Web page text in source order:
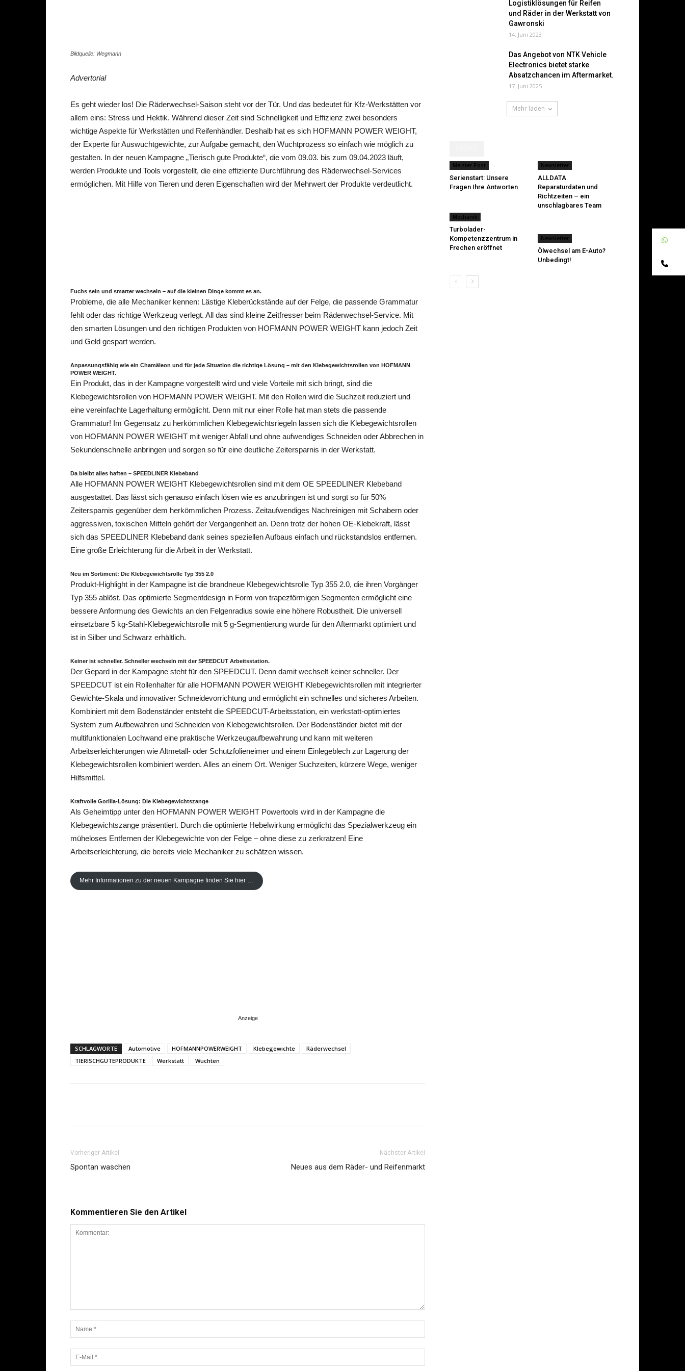
Bildquelle: Wegmann
Advertorial
Es geht wieder los! Die Räderwechsel-Saison steht vor der Tür. Und das bedeutet für Kfz-Werkstätten vor
allem eins: Stress und Hektik. Während dieser Zeit sind Schnelligkeit und Effizienz zwei besonders
wichtige Aspekte für Werkstätten und Reifenhändler. Deshalb hat es sich HOFMANN POWER WEIGHT,
der Experte für Auswuchtgewichte, zur Aufgabe gemacht, den Wuchtprozess so einfach wie möglich zu
gestalten. In der neuen Kampagne „Tierisch gute Produkte“, die vom 09.03. bis zum 09.04.2023 läuft,
werden Produkte und Tools vorgestellt, die eine effiziente Durchführung des Räderwechsel-Services
ermöglichen. Mit Hilfe von Tieren und deren Eigenschaften wird der Mehrwert der Produkte verdeutlicht.
Fuchs sein und smarter wechseln – auf die kleinen Dinge kommt es an.
Probleme, die alle Mechaniker kennen: Lästige Kleberückstände auf der Felge, die passende Grammatur
fehlt oder das richtige Werkzeug verlegt. All das sind kleine Zeitfresser beim Räderwechsel-Service. Mit
den smarten Lösungen und den richtigen Produkten von HOFMANN POWER WEIGHT kann jedoch Zeit
und Geld gespart werden.
Anpassungsfähig wie ein Chamäleon und für jede Situation die richtige Lösung – mit den Klebegewichtsrollen von HOFMANN
POWER WEIGHT.
Ein Produkt, das in der Kampagne vorgestellt wird und viele Vorteile mit sich bringt, sind die
Klebegewichtsrollen von HOFMANN POWER WEIGHT. Mit den Rollen wird die Suchzeit reduziert und
eine vereinfachte Lagerhaltung ermöglicht. Denn mit nur einer Rolle hat man stets die passende
Grammatur! Im Gegensatz zu herkömmlichen Klebegewichtsriegeln lassen sich die Klebegewichtsrollen
von HOFMANN POWER WEIGHT mit weniger Abfall und ohne aufwendiges Schneiden oder Abbrechen in
Sekundenschnelle anbringen und sorgen so für eine deutliche Zeitersparnis in der Werkstatt.
Da bleibt alles haften – SPEEDLINER Klebeband
Alle HOFMANN POWER WEIGHT Klebegewichtsrollen sind mit dem OE SPEEDLINER Klebeband
ausgestattet. Das lässt sich genauso einfach lösen wie es anzubringen ist und sorgt so für 50%
Zeitersparnis gegenüber dem herkömmlichen Prozess. Zeitaufwendiges Nachreinigen mit Schabern oder
aggressiven, toxischen Mitteln gehört der Vergangenheit an. Denn trotz der hohen OE-Klebekraft, lässt
sich das SPEEDLINER Klebeband dank seines speziellen Aufbaus einfach und rückstandslos entfernen.
Eine große Erleichterung für die Arbeit in der Werkstatt.
Neu im Sortiment: Die Klebegewichtsrolle Typ 355 2.0
Produkt-Highlight in der Kampagne ist die brandneue Klebegewichtsrolle Typ 355 2.0, die ihren Vorgänger
Typ 355 ablöst. Das optimierte Segmentdesign in Form von trapezförmigen Segmenten ermöglicht eine
bessere Anformung des Gewichts an den Felgenradius sowie eine höhere Robustheit. Die universell
einsetzbare 5 kg-Stahl-Klebegewichtsrolle mit 5 g-Segmentierung wurde für den Aftermarkt optimiert und
ist in Silber und Schwarz erhältlich.
Keiner ist schneller. Schneller wechseln mit der SPEEDCUT Arbeitsstation.
Der Gepard in der Kampagne steht für den SPEEDCUT. Denn damit wechselt keiner schneller. Der
SPEEDCUT ist ein Rollenhalter für alle HOFMANN POWER WEIGHT Klebegewichtsrollen mit integrierter
Gewichte-Skala und innovativer Schneidevorrichtung und ermöglicht ein schnelles und sicheres Arbeiten.
Kombiniert mit dem Bodenständer entsteht die SPEEDCUT-Arbeitsstation, ein werkstatt-optimiertes
System zum Aufbewahren und Schneiden von Klebegewichtsrollen. Der Bodenständer bietet mit der
multifunktionalen Lochwand eine praktische Werkzeugaufbewahrung und kann mit weiteren
Arbeitserleichterungen wie Altmetall- oder Schutzfolieneimer und einem Einlegeblech zur Lagerung der
Klebegewichtsrollen kombiniert werden. Alles an einem Ort. Weniger Suchzeiten, kürzere Wege, weniger
Hilfsmittel.
Kraftvolle Gorilla-Lösung: Die Klebegewichtszange
Als Geheimtipp unter den HOFMANN POWER WEIGHT Powertools wird in der Kampagne die
Klebegewichtszange präsentiert. Durch die optimierte Hebelwirkung ermöglicht das Spezialwerkzeug ein
müheloses Entfernen der Klebegewichte von der Felge – ohne diese zu zerkratzen! Eine
Arbeitserleichterung, die bereits viele Mechaniker zu schätzen wissen.
Mehr Informationen zu der neuen Kampagne finden Sie hier …
SCHLAGWORTE Automotive HOFMANNPOWERWEIGHT Klebegewichte
Räderwechsel
TIERISCHGUTEPRODUKTE
Werkstatt Wuchten
Vorheriger Artikel
Spontan waschen
Nächster Artikel
Neues aus dem Räder- und Reifenmarkt
Kommentieren Sie den Artikel
Logistiklösungen für Reifen
und Räder in der Werkstatt von
Gawronski
14. Juni 2023
Das Angebot von NTK Vehicle
Electronics bietet starke
Absatzchancen im Aftermarket.
17. Juni 2025
Mehr laden
Meister Post
Serienstart: Unsere
Fragen Ihre Antworten
Newsletter
ALLDATA
Reparaturdaten und
Richtzeiten – ein
unschlagbares Team
Mechanik
Turbolader-
Kompetenzzentrum in
Frechen eröffnet
Newsletter
Ölwechsel am E-Auto?
Unbedingt!